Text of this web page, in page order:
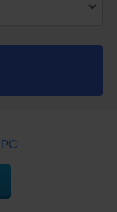
PC